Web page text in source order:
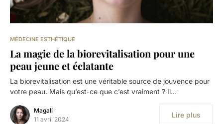
MÉDECINE ESTHÉTIQUE
La magie de la biorevitalisation pour une
peau jeune et éclatante
La biorevitalisation est une véritable source de jouvence pour
votre peau. Mais qu’est-ce que c’est vraiment ? Il…
Magali
11 avril 2024
Lire plus